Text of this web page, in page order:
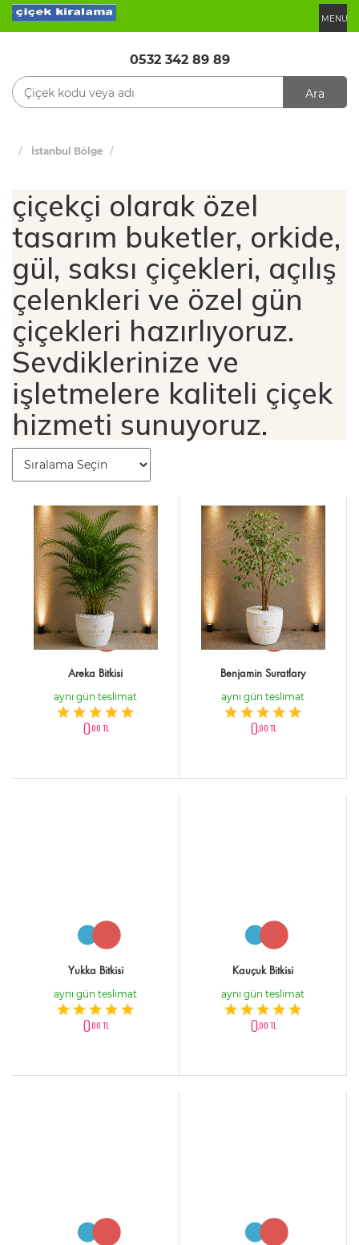
MENU
0532 342 89 89
Ara
İstanbul Bölge
çiçekçi olarak özel
tasarım buketler, orkide,
gül, saksı çiçekleri, açılış
çelenkleri ve özel gün
çiçekleri hazırlıyoruz.
Sevdiklerinize ve
işletmelere kaliteli çiçek
hizmeti sunuyoruz.
Areka Bitkisi
aynı gün teslimat
0,00 TL
Benjamin Suratlary
aynı gün teslimat
0,00 TL
Yukka Bitkisi
aynı gün teslimat
0,00 TL
Kauçuk Bitkisi
aynı gün teslimat
0,00 TL